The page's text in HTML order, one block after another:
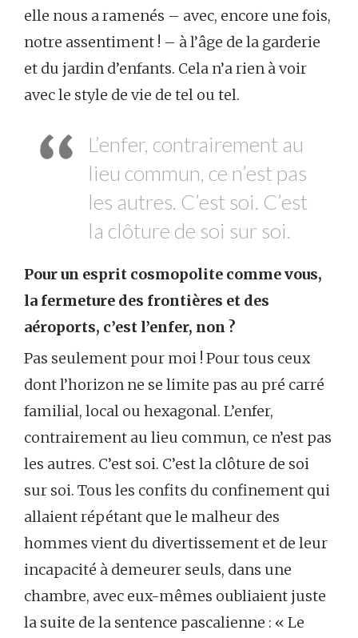
elle nous a ramenés – avec, encore une fois,
notre assentiment ! – à l’âge de la garderie
et du jardin d’enfants. Cela n’a rien à voir
avec le style de vie de tel ou tel.
L’enfer, contrairement au
lieu commun, ce n’est pas
les autres. C’est soi. C’est
la clôture de soi sur soi.
Pour un esprit cosmopolite comme vous,
la fermeture des frontières et des
aéroports, c’est l’enfer, non ?
Pas seulement pour moi ! Pour tous ceux
dont l’horizon ne se limite pas au pré carré
familial, local ou hexagonal. L’enfer,
contrairement au lieu commun, ce n’est pas
les autres. C’est soi. C’est la clôture de soi
sur soi. Tous les confits du confinement qui
allaient répétant que le malheur des
hommes vient du divertissement et de leur
incapacité à demeurer seuls, dans une
chambre, avec eux-mêmes oubliaient juste
la suite de la sentence pascalienne : « Le